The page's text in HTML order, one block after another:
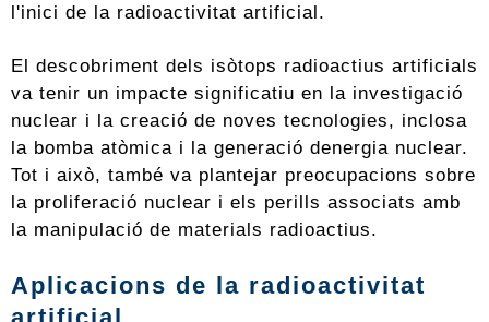
l'inici de la radioactivitat artificial.
El descobriment dels isòtops radioactius artificials
va tenir un impacte significatiu en la investigació
nuclear i la creació de noves tecnologies, inclosa
la bomba atòmica i la generació denergia nuclear.
Tot i això, també va plantejar preocupacions sobre
la proliferació nuclear i els perills associats amb
la manipulació de materials radioactius.
Aplicacions de la radioactivitat